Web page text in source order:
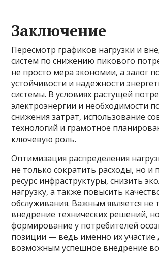
Заключение
Пересмотр графиков нагрузки и
систем по снижению пикового
не просто мера экономии, а залог
устойчивости и надежности
системы. В условиях растущей
электроэнергии и необходимости
снижения затрат, использование
технологий и грамотное
ключевую роль.
Оптимизация распределения
не только сократить расходы, но и
ресурс инфраструктуры, снизить
нагрузку, а также повысить
обслуживания. Важным является не
внедрение технических решений,
формирование у потребителей
позиции — ведь именно их участие
возможным успешное внедрение